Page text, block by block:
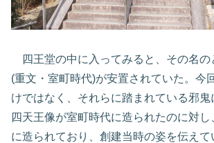
四王堂の中に入ってみると、その名の
(重文・室町時代)が安置されていた。今
けではなく、それらに踏まれている邪鬼
四天王像が室町時代に造られたのに対
に造られており、創建当時の姿を伝えて